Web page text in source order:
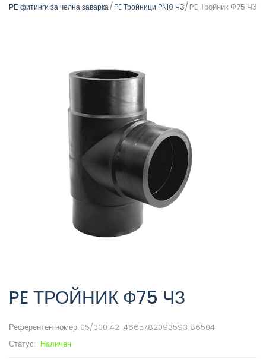
РЕ фитинги за челна заварка PE Тройници PN10 ЧЗ PE Тройник Ф75 ЧЗ
PE ТРОЙНИК Ф75 ЧЗ
Референтен номер: 05/300142-4665782093593186504
Статус: Наличен